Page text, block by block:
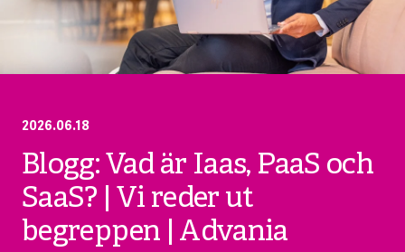
2026.06.18
Blogg: Vad är Iaas, PaaS och
SaaS? | Vi reder ut
begreppen | Advania